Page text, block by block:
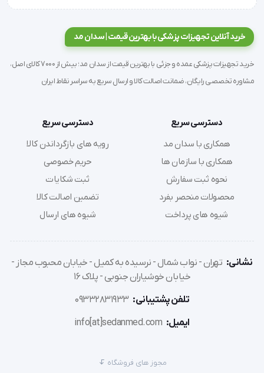
  همچنین پیشنهاد می شود کازا این سنگ ها روی
شود.
  این سنگ در بسته های 12تایی می باشد.
'  سنگ ماساژ ام تی HML12 MT سنگ های سفید بیضی شکل
اتاق استفاده می شود به طوری که ماساژ گیرنده کمی
خرید آنلاین تجهیزات پزشکی با بهترین قیمت | سدان مد
خرید تجهیزات پزشکی عمده و جزئی با بهترین قیمت از سدان مد؛ بیش از 7000 کالای اصل،
مشاوره تخصصی رایگان، ضمانت اصالت کالا و ارسال سریع به سراسر نقاط ایران
دسترسی سریع
همکاری با سدان مد
همکاری با سازمان ها
نحوه ثبت سفارش
محصولات منحصر بفرد
شیوه های پرداخت
دسترسی سریع
رویه های بازگرداندن کالا
حریم خصوصی
ثبت شکایات
تضمین اصالت کالا
شیوه های ارسال
نشانی: تهران - نواب شمال - نرسیده به کمیل - خیابان محبوب مجاز -
خیابان خوشیاران جنوبی - پلاک 16
تلفن پشتیبانی: 09332831933
ایمیل: info[at]sedanmed.com
مجوز های فروشگاه